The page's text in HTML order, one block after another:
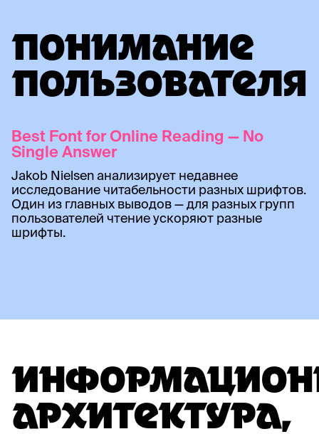
АРХИТЕКТУРА,
ПОНИМАНИЕ
ПОЛЬЗОВАТЕЛЯ
Best Font for Online Reading — No
Single Answer
Jakob Nielsen анализирует недавнее
исследование читабельности разных шрифтов.
Один из главных выводов — для разных групп
пользователей чтение ускоряют разные
шрифты.